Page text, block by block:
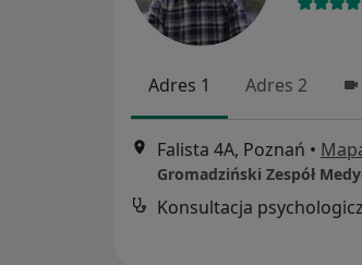
Adres 1 Adres 2
Falista 4A, Poznań •
Gromadziński Zespół
Konsultacja